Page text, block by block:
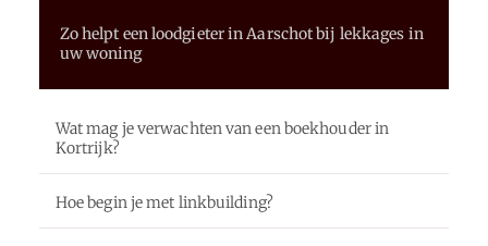
Zo helpt een loodgieter in Aarschot bij lekkages in
uw woning
Wat mag je verwachten van een boekhouder in
Kortrijk?
Hoe begin je met linkbuilding?